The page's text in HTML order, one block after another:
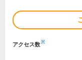
アクセス数※